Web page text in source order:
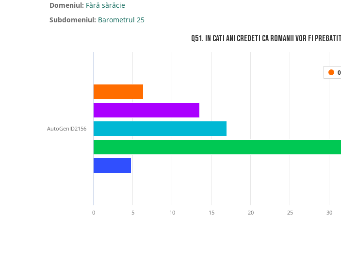
Domeniul: Fără sărăcie
Subdomeniul: Barometrul 25
Q51. In cati ani credeti ca romanii vor fi
AutoGenID2156
0 5 10 15 20 25 30